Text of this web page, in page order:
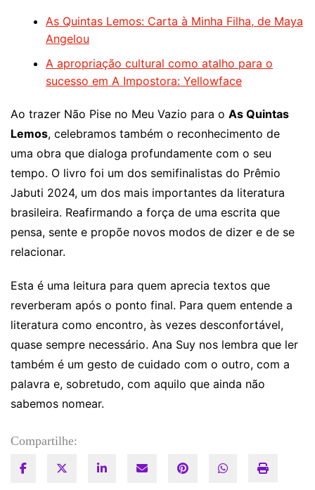
As Quintas Lemos: Carta à Minha Filha, de Maya
Angelou
A apropriação cultural como atalho para o
sucesso em A Impostora: Yellowface
Ao trazer Não Pise no Meu Vazio para o As Quintas
Lemos, celebramos também o reconhecimento de
uma obra que dialoga profundamente com o seu
tempo. O livro foi um dos semifinalistas do Prêmio
Jabuti 2024, um dos mais importantes da literatura
brasileira. Reafirmando a força de uma escrita que
pensa, sente e propõe novos modos de dizer e de se
relacionar.
Esta é uma leitura para quem aprecia textos que
reverberam após o ponto final. Para quem entende a
literatura como encontro, às vezes desconfortável,
quase sempre necessário. Ana Suy nos lembra que ler
também é um gesto de cuidado com o outro, com a
palavra e, sobretudo, com aquilo que ainda não
sabemos nomear.
Compartilhe: